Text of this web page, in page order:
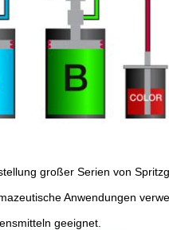
großer Serien von
Anwendungen
geeignet.